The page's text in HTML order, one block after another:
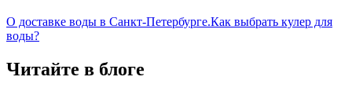
О доставке воды в Санкт-Петербурге.Как выбрать кулер для
воды?
Читайте в блоге